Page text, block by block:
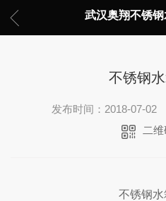
武汉奥翔不锈钢
不锈钢
发布时间：2018-07-02
二
不锈钢